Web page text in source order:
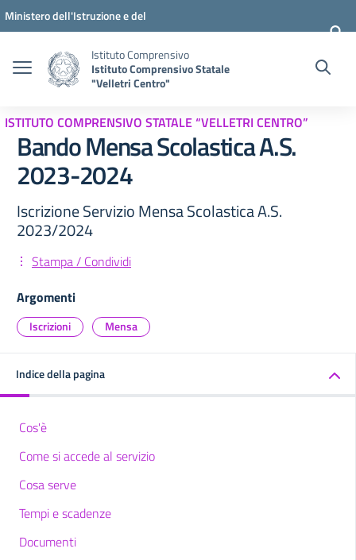
Vai ai contenuti
Vai al menu di navigazione
Vai al footer
Ministero dell'Istruzione e del
Istituto Comprensivo
Istituto Comprensivo Statale
"Velletri Centro"
ISTITUTO COMPRENSIVO STATALE “VELLETRI CENTRO”
Bando Mensa Scolastica A.S.
2023-2024
Iscrizione Servizio Mensa Scolastica A.S.
2023/2024
Stampa / Condividi
Argomenti
Iscrizioni Mensa
Indice della pagina
Cos'è
Come si accede al servizio
Cosa serve
Tempi e scadenze
Documenti